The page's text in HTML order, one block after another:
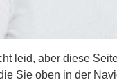
leid, aber diese
Sie oben in der